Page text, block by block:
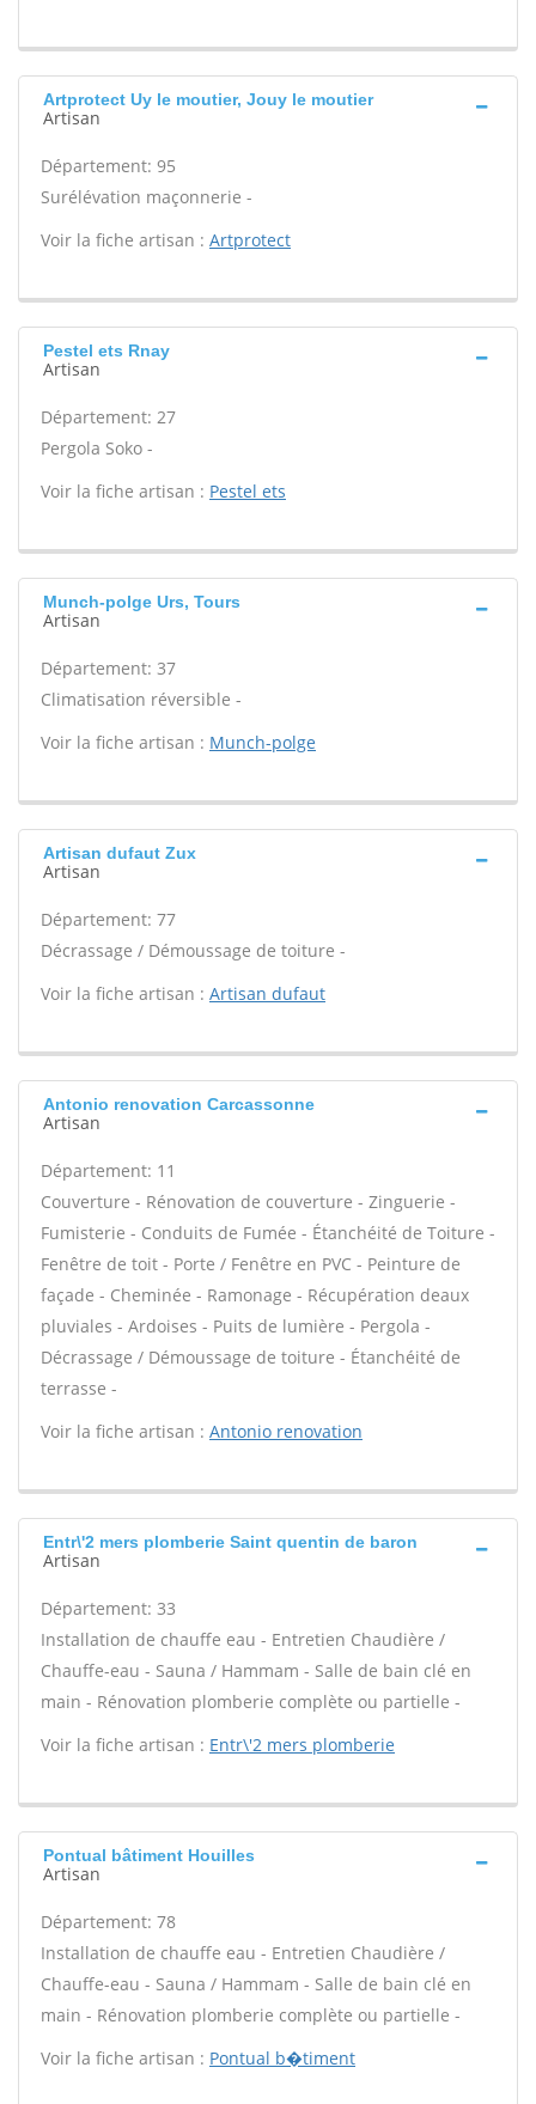
Artprotect Uy le moutier, Jouy le moutier
Artisan
Département: 95
Surélévation maçonnerie -
Voir la fiche artisan : Artprotect
Pestel ets Rnay
Artisan
Département: 27
Pergola Soko -
Voir la fiche artisan : Pestel ets
Munch-polge Urs, Tours
Artisan
Département: 37
Climatisation réversible -
Voir la fiche artisan : Munch-polge
Artisan dufaut Zux
Artisan
Département: 77
Décrassage / Démoussage de toiture -
Voir la fiche artisan : Artisan dufaut
Antonio renovation Carcassonne
Artisan
Département: 11
Couverture - Rénovation de couverture - Zinguerie -
Fumisterie - Conduits de Fumée - Étanchéité de Toiture -
Fenêtre de toit - Porte / Fenêtre en PVC - Peinture de
façade - Cheminée - Ramonage - Récupération deaux
pluviales - Ardoises - Puits de lumière - Pergola -
Décrassage / Démoussage de toiture - Étanchéité de
terrasse -
Voir la fiche artisan : Antonio renovation
Entr\'2 mers plomberie Saint quentin de baron
Artisan
Département: 33
Installation de chauffe eau - Entretien Chaudière /
Chauffe-eau - Sauna / Hammam - Salle de bain clé en
main - Rénovation plomberie complète ou partielle -
Voir la fiche artisan : Entr\'2 mers plomberie
Pontual bâtiment Houilles
Artisan
Département: 78
Installation de chauffe eau - Entretien Chaudière /
Chauffe-eau - Sauna / Hammam - Salle de bain clé en
main - Rénovation plomberie complète ou partielle -
Voir la fiche artisan : Pontual b�timent